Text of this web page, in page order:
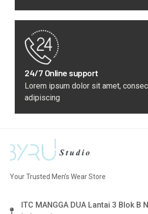
24/7 Online support
Lorem ipsum dolor sit amet,
adipiscing
Your Trusted Men’s Wear Store
ITC MANGGA DUA Lantai 3 Blok B